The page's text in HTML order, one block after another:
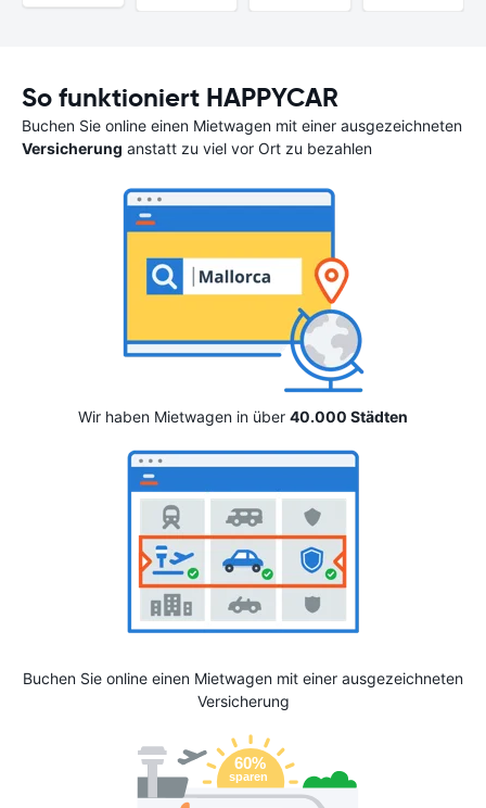
So funktioniert HAPPYCAR
Buchen Sie online einen Mietwagen mit einer ausgezeichneten
Versicherung anstatt zu viel vor Ort zu bezahlen
Wir haben Mietwagen in über 40.000 Städten
Buchen Sie online einen Mietwagen mit einer ausgezeichneten
Versicherung